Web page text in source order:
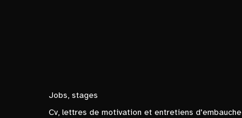
Jobs, stages
Cv, lettres de motivation et entretiens d'embauche